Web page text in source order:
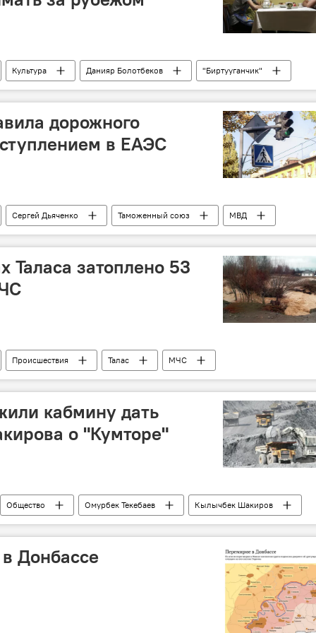
Культура Данияр Болотбеков
"Биртууганчик"
дорожного
в ЕАЭС
Сергей Дьяченко Таможенный союз МВД
Таласа затоплено 53
Происшествия Талас МЧС
кабмину дать
о "Кумторе"
Общество Омурбек Текебаев
Кылычбек Шакиров
ОАО "Кыргызалтын"
Донбассе